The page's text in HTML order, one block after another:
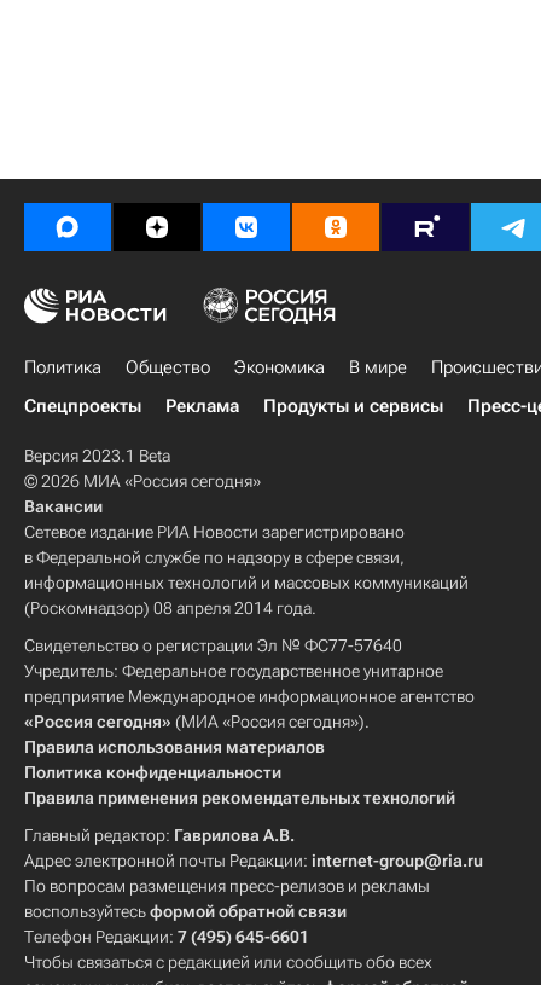
Политика Общество Экономика В мире
Спецпроекты
Реклама Продукты и сервисы Пресс-
Версия 2023.1 Beta
© 2026 МИА «Россия сегодня»
Вакансии
Сетевое издание РИА Новости зарегистрировано
в Федеральной службе по надзору в сфере связи,
информационных технологий и массовых коммуникаций
(Роскомнадзор) 08 апреля 2014 года.
Свидетельство о регистрации Эл № ФС77-57640
Учредитель: Федеральное государственное унитарное
предприятие Международное информационное агентство
«Россия сегодня» (МИА «Россия сегодня»).
Правила использования материалов
Политика конфиденциальности
Правила применения рекомендательных технологий
Главный редактор: Гаврилова А.В.
Адрес электронной почты Редакции: internet-group@ria.ru
По вопросам размещения пресс-релизов и рекламы
воспользуйтесьформой обратной связи
Телефон Редакции: 7 (495) 645-6601
Чтобы связаться с редакцией или сообщить обо всех